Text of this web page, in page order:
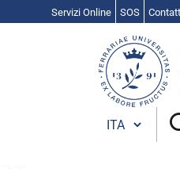
Servizi Online SOS
Cambia